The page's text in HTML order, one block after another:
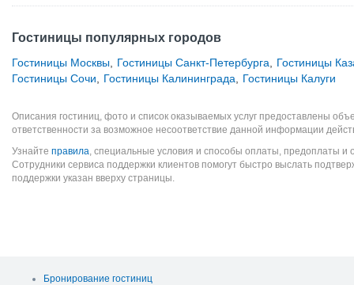
Гостиницы популярных городов
Гостиницы Москвы Гостиницы Санкт-Петербурга
Гостиницы
Гостиницы Сочи
Гостиницы Калининграда Гостиницы Калуги
Описания гостиниц, фото и список оказываемых услуг предоставлены
ответственности за возможное несоответствие данной информации
Узнайте правила, специальные условия и способы оплаты, предоплаты и
Сотрудники сервиса поддержки клиентов помогут быстро выслать
поддержки указан вверху страницы.
Бронирование гостиниц